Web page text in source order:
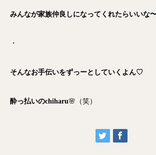
みんなが家族仲良しになってくれたらいいな
・
そんなお手伝いをずっーとしていくよん♡
酔っ払いのchiharu🌸（笑）